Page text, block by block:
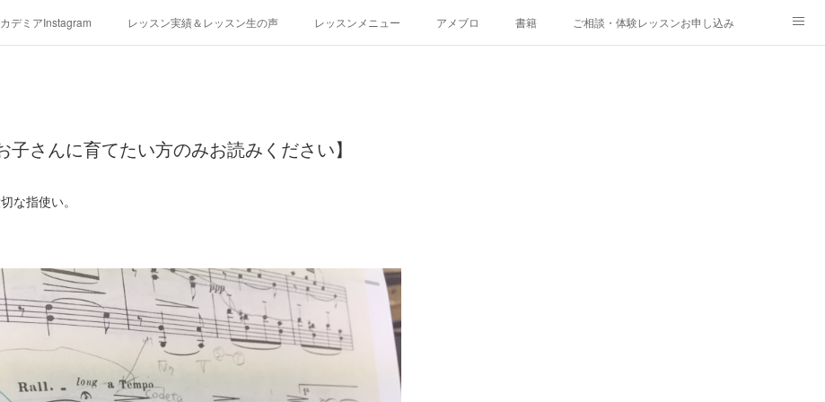
デミアInstagram レッスン実績＆レッスン生の声 レッスンメニュー アメブロ 書籍 ご相談・体験レッスンお申し込み
子さんに育てたい方のみお読みください】
な指使い。